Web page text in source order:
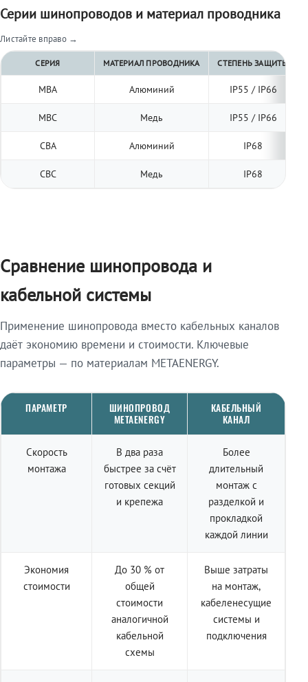
Серии шинопроводов и материал проводника
Листайте вправо →
СЕРИЯ МАТЕРИАЛ ПРОВОДНИКА СТЕПЕНЬ ЗАЩИТЫ
МВА Алюминий IP55 / IP66
МВС Медь IP55 / IP66
СВА Алюминий IP68
СВС Медь IP68
Сравнение шинопровода и
кабельной системы
Применение шинопровода вместо кабельных каналов
даёт экономию времени и стоимости. Ключевые
параметры — по материалам METAENERGY.
ПАРАМЕТР
ШИНОПРОВОД
METAENERGY
КАБЕЛЬНЫЙ
КАНАЛ
Скорость
монтажа
В два раза
быстрее за счёт
готовых секций
и крепежа
Более
длительный
монтаж с
разделкой и
прокладкой
каждой линии
Экономия
стоимости
До 30 % от
общей
стоимости
аналогичной
кабельной
схемы
Выше затраты
на монтаж,
кабеленесущие
системы и
подключения